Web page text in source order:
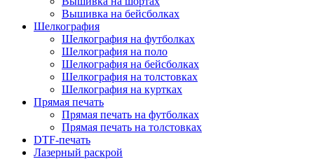
Вышивка на бейсболках
Шелкография
Шелкография на футболках
Шелкография на поло
Шелкография на бейсболках
Шелкография на толстовках
Шелкография на куртках
Прямая печать
Прямая печать на футболках
Прямая печать на толстовках
DTF-печать
Лазерный раскрой